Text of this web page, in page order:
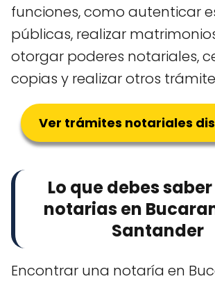
funciones, como autenticar
públicas, realizar
otorgar poderes notariales,
copias y realizar otros
Ver trámites notariales
Lo que debes
notarias en
Santander
Encontrar una notaría en